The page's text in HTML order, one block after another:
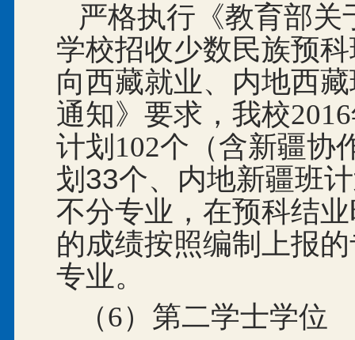
严格执行《教育部关
学校招收少数民族预
向西藏就业、内地西
通知》要求，我校
计划102个（含新疆协
划33个、内地新疆班
不分专业，在预科结
的成绩按照编制上报
专业。
（6）第二学士学位